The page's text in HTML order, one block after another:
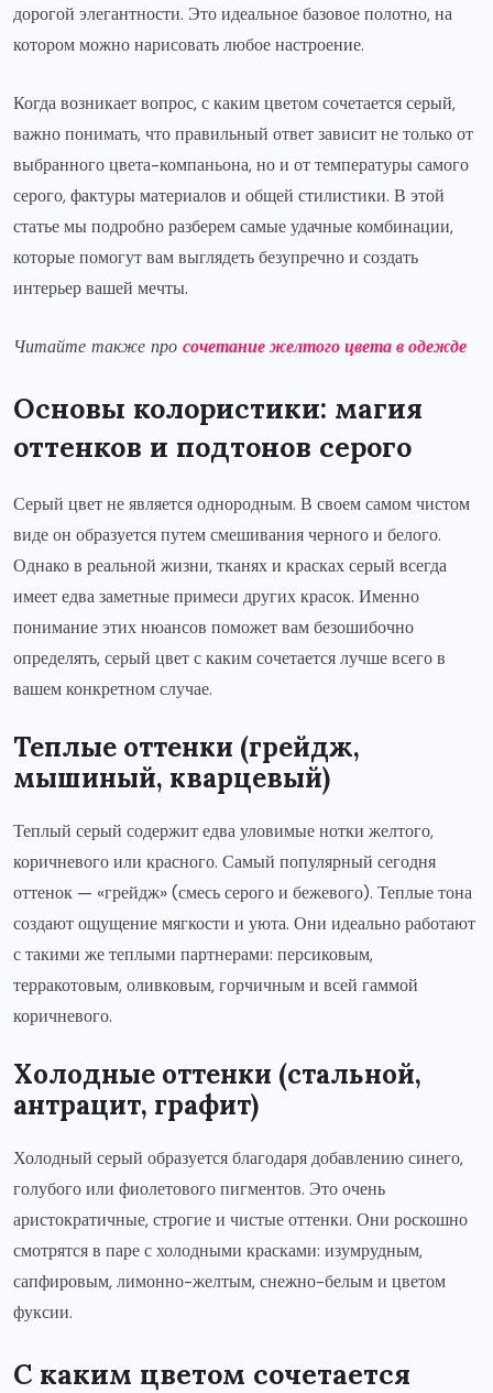
дорогой элегантности. Это идеальное базовое полотно, на
котором можно нарисовать любое настроение.
Когда возникает вопрос, с каким цветом сочетается серый,
важно понимать, что правильный ответ зависит не только от
выбранного цвета-компаньона, но и от температуры самого
серого, фактуры материалов и общей стилистики. В этой
статье мы подробно разберем самые удачные комбинации,
которые помогут вам выглядеть безупречно и создать
интерьер вашей мечты.
Читайте также про сочетание желтого цвета в одежде
Основы колористики: магия
оттенков и подтонов серого
Серый цвет не является однородным. В своем самом чистом
виде он образуется путем смешивания черного и белого.
Однако в реальной жизни, тканях и красках серый всегда
имеет едва заметные примеси других красок. Именно
понимание этих нюансов поможет вам безошибочно
определять, серый цвет с каким сочетается лучше всего в
вашем конкретном случае.
Теплые оттенки (грейдж,
мышиный, кварцевый)
Теплый серый содержит едва уловимые нотки желтого,
коричневого или красного. Самый популярный сегодня
оттенок — «грейдж» (смесь серого и бежевого). Теплые тона
создают ощущение мягкости и уюта. Они идеально работают
с такими же теплыми партнерами: персиковым,
терракотовым, оливковым, горчичным и всей гаммой
коричневого.
Холодные оттенки (стальной,
антрацит, графит)
Холодный серый образуется благодаря добавлению синего,
голубого или фиолетового пигментов. Это очень
аристократичные, строгие и чистые оттенки. Они роскошно
смотрятся в паре с холодными красками: изумрудным,
сапфировым, лимонно-желтым, снежно-белым и цветом
фуксии.
С каким цветом сочетается